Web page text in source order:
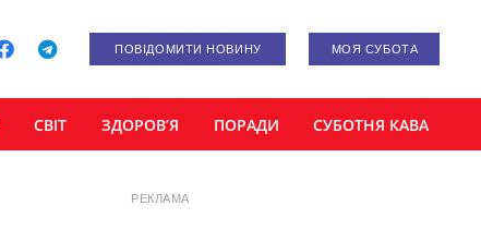
ПОВІДОМИТИ НОВИНУ МОЯ СУБОТА
СВІТ ЗДОРОВ’Я ПОРАДИ СУБОТНЯ КАВА
РЕКЛАМА